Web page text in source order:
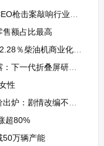
击案敲响行业警钟
额占比最高
％柴油机商业化产品
叠屏研发5年 即将亮相
性
：剧情改编不合理
超80%
50万辆产能